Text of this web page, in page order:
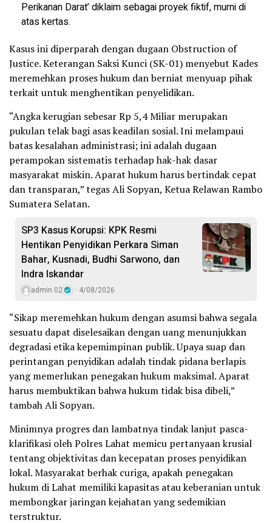
Perikanan Darat’ diklaim sebagai proyek fiktif, murni di
atas kertas.
Kasus ini diperparah dengan dugaan Obstruction of
Justice. Keterangan Saksi Kunci (SK-01) menyebut Kades
meremehkan proses hukum dan berniat menyuap pihak
terkait untuk menghentikan penyelidikan.
“Angka kerugian sebesar Rp 5,4 Miliar merupakan
pukulan telak bagi asas keadilan sosial. Ini melampaui
batas kesalahan administrasi; ini adalah dugaan
perampokan sistematis terhadap hak-hak dasar
masyarakat miskin. Aparat hukum harus bertindak cepat
dan transparan,” tegas Ali Sopyan, Ketua Relawan Rambo
Sumatera Selatan.
SP3 Kasus Korupsi: KPK Resmi
Hentikan Penyidikan Perkara Siman
Bahar, Kusnadi, Budhi Sarwono, dan
Indra Iskandar
admin 02 4/08/2026
“Sikap meremehkan hukum dengan asumsi bahwa segala
sesuatu dapat diselesaikan dengan uang menunjukkan
degradasi etika kepemimpinan publik. Upaya suap dan
perintangan penyidikan adalah tindak pidana berlapis
yang memerlukan penegakan hukum maksimal. Aparat
harus membuktikan bahwa hukum tidak bisa dibeli,”
tambah Ali Sopyan.
Minimnya progres dan lambatnya tindak lanjut pasca-
klarifikasi oleh Polres Lahat memicu pertanyaan krusial
tentang objektivitas dan kecepatan proses penyidikan
lokal. Masyarakat berhak curiga, apakah penegakan
hukum di Lahat memiliki kapasitas atau keberanian untuk
membongkar jaringan kejahatan yang sedemikian
terstruktur.